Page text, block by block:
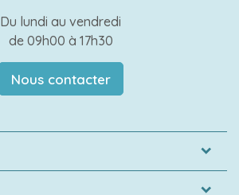
Du lundi au vendredi
de 09h00 à 17h30
Nous contacter